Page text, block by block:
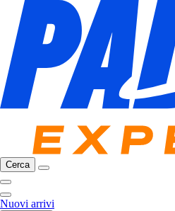
Cerca
Nuovi arrivi